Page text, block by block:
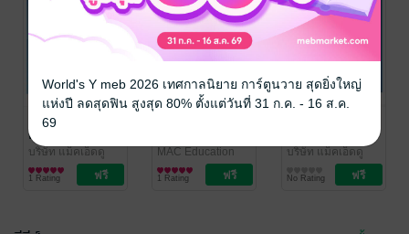
Compact
คณิตศาสตร์
ม.4
/
MAC Education
การศึกษา/ตำรา
เรียน
No Rating
Goal ภาษา
อังกฤษ ม.4
เพชร และธนากร โล่
/ MAC
Education
เรียน
วารสารการ
ศึกษาต้องมา
ก่อน ปีที่ 9 ฉบับ
ที 2
บริษัท แม็คเอ็ดดู
เคชั่น จำกัด
/ MAC
Education
ความรู้ทั่วไป
1 Rating
2/2558 ฉบับ
พิเศษ
MAC Education
การศึกษา/ตำรา
เรียน
1 Rating
ก่อน ปีที่ 9 ฉบับ
บริษัท แม็คเอ็ดดู
เคชั่น จำกัด
/ MAC
Education
นิตยสารความรู้
No Rating
World's Y meb 2026 เทศกาลนิยาย การ์ตูนวาย สุดยิ่งใหญ่
แห่งปี ลดสุดฟิน สูงสุด 80% ตั้งแต่วันที่ 31 ก.ค. - 16 ส.ค.
69